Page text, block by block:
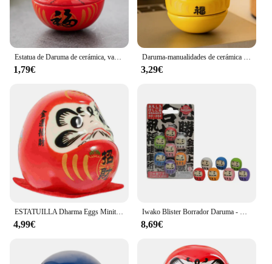
Estatua de Daruma de cerámica, vaso de Daruma, artesanías de estilo japonés, adorno de la suerte, paisaje, accesorios de decoración del hogar, regalos, 1 ud.
1,79€
Daruma-manualidades de cerámica japonesa, pequeños adornos, joyería de dibujos animados de gato de la fortuna, paisaje, decoración del hogar, regalos, 4,6x3,8 cm
3,29€
ESTATUILLA Dharma Eggs Miniture, decoración, adorno japonés, cerámica, Daruma Tumbler Dolls
4,99€
Iwako Blister Borrador Daruma - Gomas de Borrar con Formas de Daruma - Regalo Perfecto y Diferente
8,69€